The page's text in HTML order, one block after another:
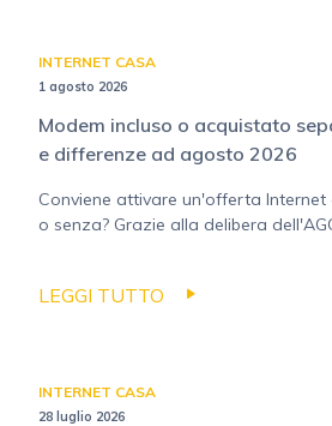
INTERNET CASA
1 agosto 2026
Modem incluso o acquistato
e differenze ad agosto 2026
Conviene attivare un'offerta Internet
o senza? Grazie alla delibera
LEGGI TUTTO
INTERNET CASA
28 luglio 2026